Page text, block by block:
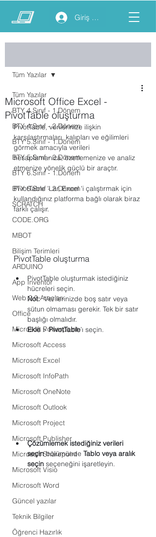
Giriş yap
Tüm Yazılar
BTY 4.Sınıf - 1.Dönem
BTY 4.Sınıf - 2.Dönem
BTY 5.Sınıf - 1.Dönem
BTY 5.Sınıf - 2.Dönem
BTY 6.Sınıf - 1.Dönem
BTY 6.Sınıf - 2.Dönem
SCRATCH
CODE.ORG
MBOT
Bilişim Terimleri
ARDUINO
App Inventor
Web 2.0 Araçları
Office
Microsoft Powerpoint
Microsoft Access
Microsoft Excel
Microsoft InfoPath
Microsoft OneNote
Microsoft Outlook
Microsoft Project
Microsoft Publisher
Microsoft Sharepoint
Microsoft Visio
Microsoft Word
Güncel yazılar
Teknik Bilgiler
Öğrenci Hazırlık
Tüm Yazılar
Microsoft Office Excel -
PivotTable oluşturma
PivotTable, verilerinize ilişkin
karşılaştırmaları, kalıpları ve eğilimleri
görmek amacıyla verileri
hesaplamanıza, özetlemenize ve analiz
etmenize yönelik güçlü bir araçtır.
PivotTable 'Lar, Excel 'i çalıştırmak için
kullandığınız platforma bağlı olarak biraz
farklı çalışır.
PivotTable oluşturma
PivotTable oluşturmak istediğiniz
hücreleri seçin.
Not:
  Verilerinizde boş satır veya
sütun olmaması gerekir. Tek bir satır
başlığı olmalıdır.
Ekle > PivotTable’ı seçin.
Çözümlemek istediğiniz verileri
seçin bölümünde Tablo veya aralık
seçin seçeneğini işaretleyin.